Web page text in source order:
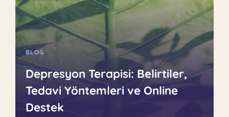
BLOG
Depresyon Terapisi: Belirtiler,
Tedavi Yöntemleri ve Online
Destek